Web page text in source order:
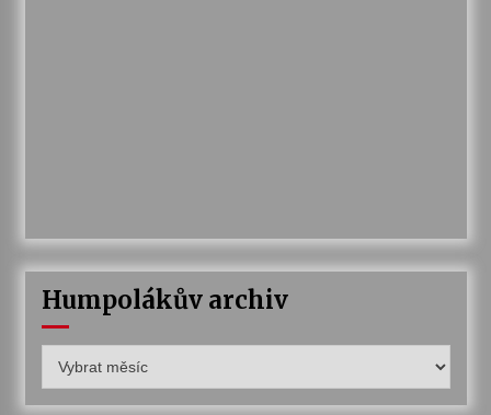
Humpolákův archiv
archiv